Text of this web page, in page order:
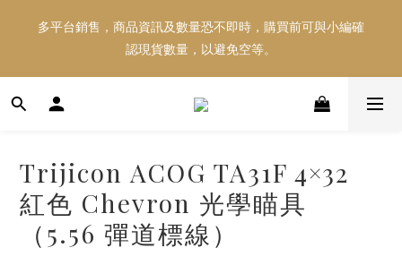
多平台銷售，商品資訊及數量恐不即時，購買前可與小編確
認現貨數量，以避免空等。
多平台銷售，商品資訊及數量恐不即時，購買前可與小編確
認現貨數量，以避免空等。
好東西跟好朋友分享～推薦好友一同享100元購物金！！！
多平台銷售，商品資訊及數量恐不即時，購買前可與小編確
認現貨數量，以避免空等。
Trijicon ACOG TA31F 4×32
紅色 Chevron 光學瞄具
（5.56 彈道標線）